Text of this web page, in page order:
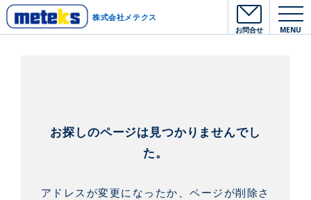
株式会社メテクス
お問合せ MENU
お探しのページは見つかりませんでし
た。
アドレスが変更になったか、ページが削除さ